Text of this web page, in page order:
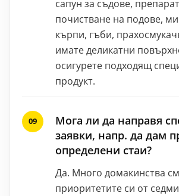
сапун за съдове,
почистване на подове,
кърпи, гъби,
имате деликатни
осигурете подходящ
продукт.
Мога ли да направя
заявки, напр. да дам
определени стаи?
Да. Много домакинства
приоритетите си от